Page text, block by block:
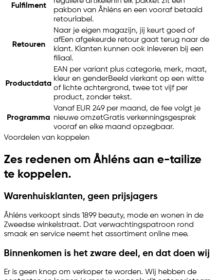
Fulfilment
pakbon van Åhléns en een vooraf betaald
retourlabel.
Retouren
Naar je eigen magazijn, jij keurt goed of
afEen afgekeurde retour gaat terug naar de
klant. Klanten kunnen ook inleveren bij een
filiaal.
Productdata
EAN per variant plus categorie, merk, maat,
kleur en genderBeeld vierkant op een witte
of lichte achtergrond, twee tot vijf per
product, zonder tekst.
Programma
Vanaf EUR 249 per maand, de fee volgt je
nieuwe omzetGratis verkenningsgesprek
vooraf en elke maand opzegbaar.
Voordelen van koppelen
Zes redenen om Åhléns aan e-tailize
te koppelen.
Warenhuisklanten, geen prijsjagers
Åhléns verkoopt sinds 1899 beauty, mode en wonen in de
Zweedse winkelstraat. Dat verwachtingspatroon rond
smaak en service neemt het assortiment online mee.
Binnenkomen is het zware deel, en dat doen wij
Er is geen knop om verkoper te worden. Wij hebben de